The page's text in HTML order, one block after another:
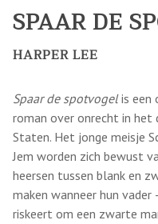
SPAAR DE
HARPER LEE
Spaar de spotvogelis een
roman over onrecht in het
Staten. Het jonge meisje
Jem worden zich bewust
heersen tussen blank en
maken wanneer hun
riskeert om een zwarte